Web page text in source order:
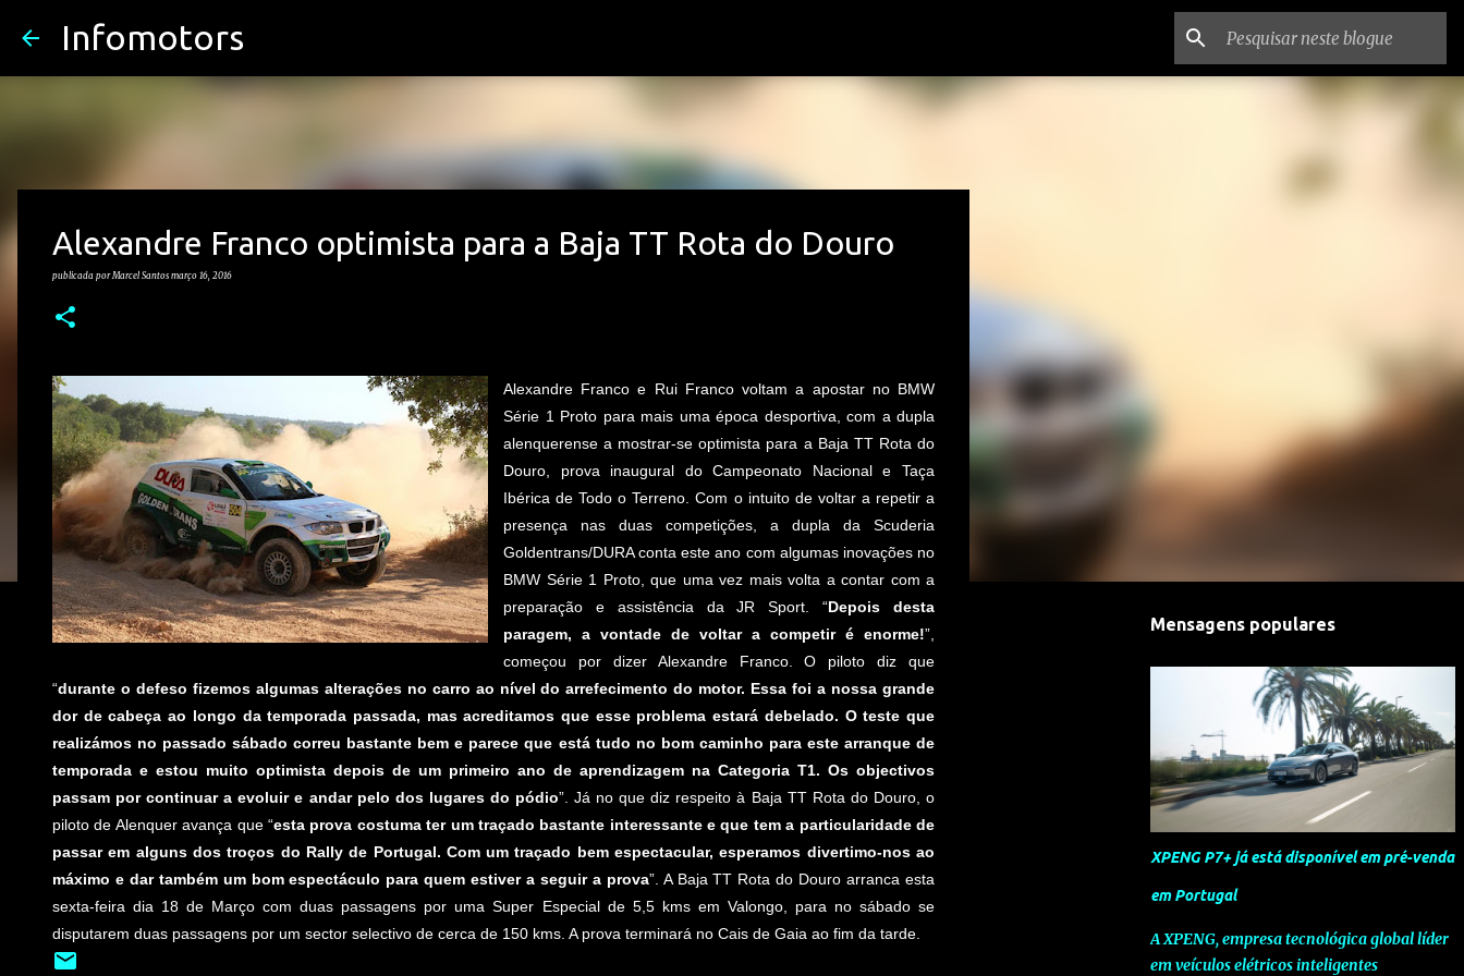
Infomotors
Alexandre Franco optimista para a Baja TT Rota do Douro
publicada porMarcel Santos março 16, 2016
Alexandre Franco e Rui Franco voltam a apostar no BMW
Série 1 Proto para mais uma época desportiva, com a dupla
alenquerense a mostrar-se optimista para a Baja TT Rota do
Douro, prova inaugural do Campeonato Nacional e Taça
Ibérica de Todo o Terreno. Com o intuito de voltar a repetir a
presença nas duas competições, a dupla da Scuderia
Goldentrans/DURA conta este ano com algumas inovações no
BMW Série 1 Proto, que uma vez mais volta a contar com a
preparação e assistência da JR Sport. “Depois desta
paragem, a vontade de voltar a competir é enorme!”,
começou por dizer Alexandre Franco. O piloto diz que
“durante o defeso fizemos algumas alterações no carro ao nível do arrefecimento do motor. Essa foi a nossa grande
dor de cabeça ao longo da temporada passada, mas acreditamos que esse problema estará debelado. O teste que
realizámos no passado sábado correu bastante bem e parece que está tudo no bom caminho para este arranque de
temporada e estou muito optimista depois de um primeiro ano de aprendizagem na Categoria T1. Os objectivos
passam por continuar a evoluir e andar pelo dos lugares do pódio”. Já no que diz respeito à Baja TT Rota do Douro, o
piloto de Alenquer avança que “esta prova costuma ter um traçado bastante interessante e que tem a particularidade de
passar em alguns dos troços do Rally de Portugal. Com um traçado bem espectacular, esperamos divertimo-nos ao
máximo e dar também um bom espectáculo para quem estiver a seguir a prova”. A Baja TT Rota do Douro arranca esta
sexta-feira dia 18 de Março com duas passagens por uma Super Especial de 5,5 kms em Valongo, para no sábado se
disputarem duas passagens por um sector selectivo de cerca de 150 kms. A prova terminará no Cais de Gaia ao fim da tarde.
Mensagens populares
XPENG P7+ já está disponível em pré-venda
em Portugal
A XPENG, empresa tecnológica global líder
em veículos elétricos inteligentes